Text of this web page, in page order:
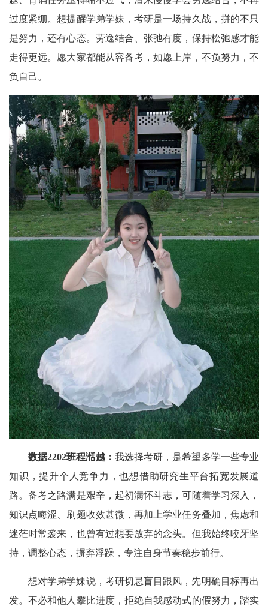
过度紧绷。想提醒学弟学妹，考研是一场持久战，拼的不只
是努力，还有心态。劳逸结合、张弛有度，保持松弛感才能
走得更远。愿大家都能从容备考，如愿上岸，不负努力，不
负自己。
数据2202班程湉越： 我选择考研，是希望多学一些专业
知识，提升个人竞争力，也想借助研究生平台拓宽发展道
路。备考之路满是艰辛，起初满怀斗志，可随着学习深入，
知识点晦涩、刷题收效甚微，再加上学业任务叠加，焦虑和
迷茫时常袭来，也曾有过想要放弃的念头。但我始终咬牙坚
持，调整心态，摒弃浮躁，专注自身节奏稳步前行。
想对学弟学妹说，考研切忌盲目跟风，先明确目标再出
发。不必和他人攀比进度，拒绝自我感动式的假努力，踏实